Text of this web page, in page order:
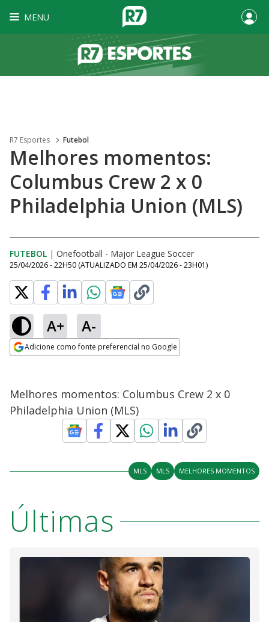
MENU
R7 Esportes Futebol
Melhores momentos:
Columbus Crew 2 x 0
Philadelphia Union (MLS)
FUTEBOL | Onefootball - Major League Soccer
25/04/2026 - 22H50 (ATUALIZADO EM 25/04/2026 - 23H01)
A+ A-
Adicione como fonte preferencial no Google
Melhores momentos: Columbus Crew 2 x 0
Philadelphia Union (MLS)
MLS MLS MELHORES MOMENTOS
Últimas